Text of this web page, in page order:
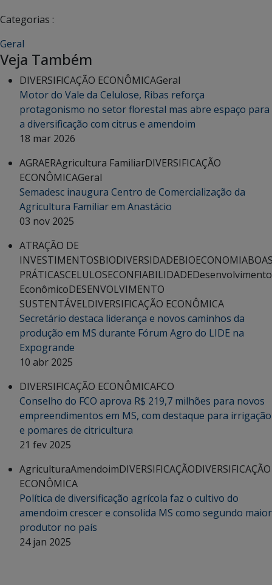
Categorias :
Geral
Veja Também
DIVERSIFICAÇÃO ECONÔMICAGeral
Motor do Vale da Celulose, Ribas reforça
protagonismo no setor florestal mas abre espaço para
a diversificação com citrus e amendoim
18 mar 2026
AGRAERAgricultura FamiliarDIVERSIFICAÇÃO
ECONÔMICAGeral
Semadesc inaugura Centro de Comercialização da
Agricultura Familiar em Anastácio
03 nov 2025
ATRAÇÃO DE
INVESTIMENTOSBIODIVERSIDADEBIOECONOMIA
PRÁTICASCELULOSECONFIABILIDADEDesenvolvimento
EconômicoDESENVOLVIMENTO
SUSTENTÁVELDIVERSIFICAÇÃO ECONÔMICA
Secretário destaca liderança e novos caminhos da
produção em MS durante Fórum Agro do LIDE na
Expogrande
10 abr 2025
DIVERSIFICAÇÃO ECONÔMICAFCO
Conselho do FCO aprova R$ 219,7 milhões para novos
empreendimentos em MS, com destaque para irrigação
e pomares de citricultura
21 fev 2025
AgriculturaAmendoimDIVERSIFICAÇÃODIVERSIFICAÇÃO
ECONÔMICA
Política de diversificação agrícola faz o cultivo do
amendoim crescer e consolida MS como segundo maior
produtor no país
24 jan 2025